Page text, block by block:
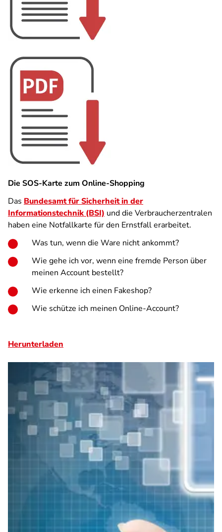
Die SOS-Karte zum Online-Shopping
Das Bundesamt für Sicherheit in der
Informationstechnik (BSI) und die Verbraucherzentralen
haben eine Notfallkarte für den Ernstfall erarbeitet.
Was tun, wenn die Ware nicht ankommt?
Wie gehe ich vor, wenn eine fremde Person über
meinen Account bestellt?
Wie erkenne ich einen Fakeshop?
Wie schütze ich meinen Online-Account?
Herunterladen